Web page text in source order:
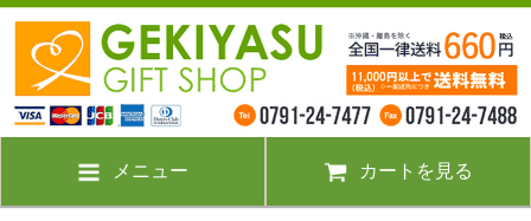
メニュー カートを見る